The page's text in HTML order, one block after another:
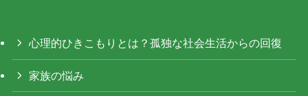
心理的ひきこもりとは？孤独な社会生活からの回復
家族の悩み